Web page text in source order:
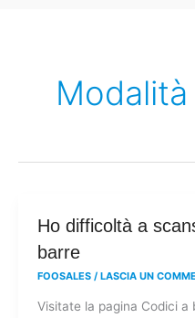
Modalità
Ho difficoltà a
barre
FOOSALES / LASCIA UN
Visitate la pagina Codici a
Ho
difficoltà